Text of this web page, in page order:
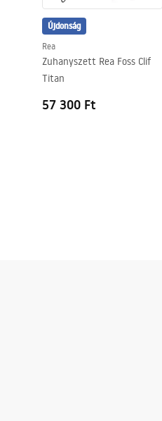
Garancia
Easy Clean bevonat
Újdonság
Rea
Zuhanyszett Rea Foss Clif
Titan
57 300 Ft